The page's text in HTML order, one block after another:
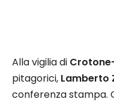
Alla vigilia di
pitagorici, Lamberto
conferenza stampa.